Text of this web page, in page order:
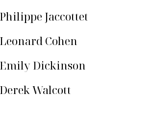
Jaccottet
Cohen
Dickinson
Walcott